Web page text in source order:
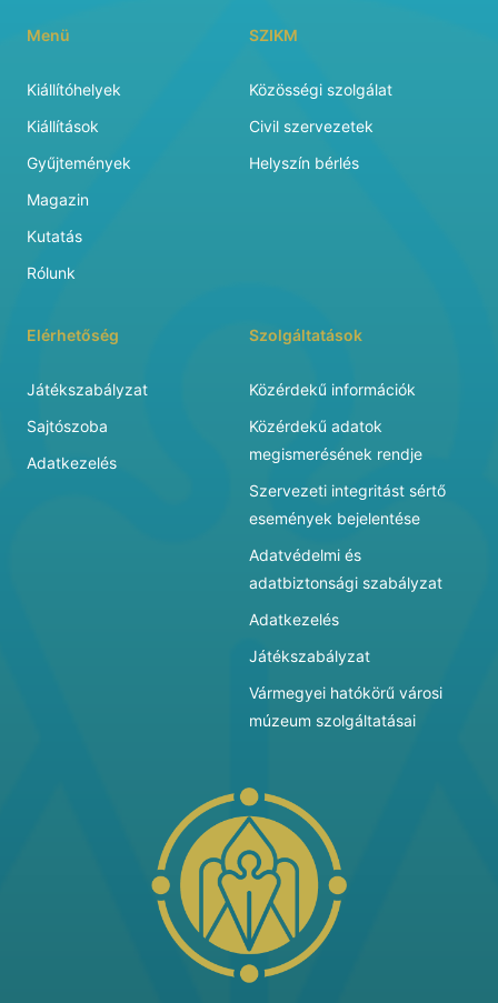
Menü
Kiállítóhelyek
Kiállítások
Gyűjtemények
Magazin
Kutatás
Rólunk
SZIKM
Közösségi szolgálat
Civil szervezetek
Helyszín bérlés
Elérhetőség
Játékszabályzat
Sajtószoba
Adatkezelés
Szolgáltatások
Közérdekű információk
Közérdekű adatok
megismerésének rendje
Szervezeti integritást sértő
események bejelentése
Adatvédelmi és
adatbiztonsági szabályzat
Adatkezelés
Játékszabályzat
Vármegyei hatókörű városi
múzeum szolgáltatásai